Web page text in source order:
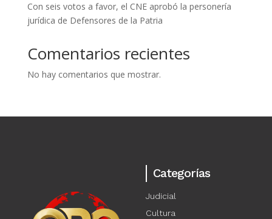
Con seis votos a favor, el CNE aprobó la personería
jurídica de Defensores de la Patria
Comentarios recientes
No hay comentarios que mostrar.
Categorías
Judicial
Cultura